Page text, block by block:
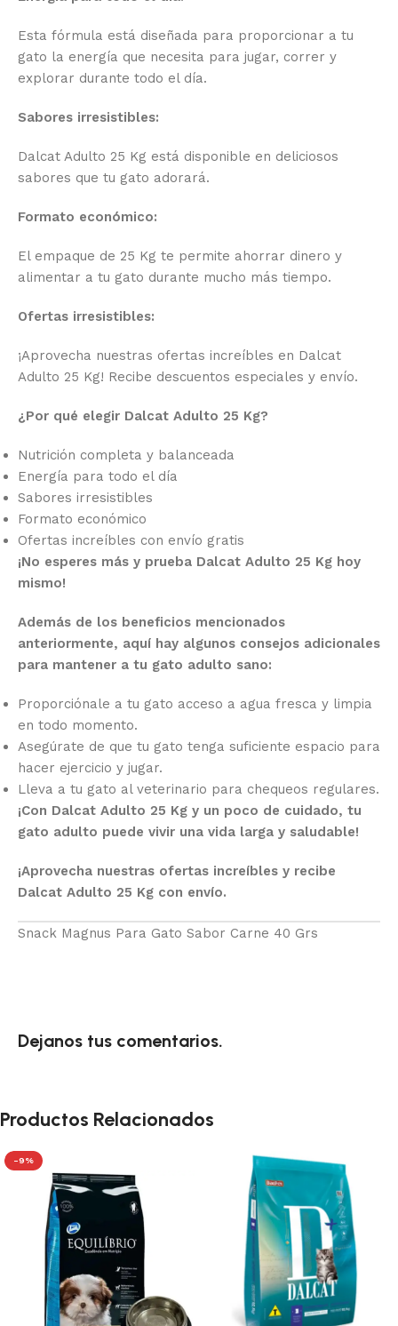
Esta fórmula está diseñada para proporcionar a tu
gato la energía que necesita para jugar, correr y
explorar durante todo el día.
Sabores irresistibles:
Dalcat Adulto 25 Kg está disponible en deliciosos
sabores que tu gato adorará.
Formato económico:
El empaque de 25 Kg te permite ahorrar dinero y
alimentar a tu gato durante mucho más tiempo.
Ofertas irresistibles:
¡Aprovecha nuestras ofertas increíbles en Dalcat
Adulto 25 Kg! Recibe descuentos especiales y envío.
¿Por qué elegir Dalcat Adulto 25 Kg?
Nutrición completa y balanceada
Energía para todo el día
Sabores irresistibles
Formato económico
Ofertas increíbles con envío gratis
¡No esperes más y prueba Dalcat Adulto 25 Kg hoy
mismo!
Además de los beneficios mencionados
anteriormente, aquí hay algunos consejos adicionales
para mantener a tu gato adulto sano:
Proporciónale a tu gato acceso a agua fresca y limpia
en todo momento.
Asegúrate de que tu gato tenga suficiente espacio para
hacer ejercicio y jugar.
Lleva a tu gato al veterinario para chequeos regulares.
¡Con Dalcat Adulto 25 Kg y un poco de cuidado, tu
gato adulto puede vivir una vida larga y saludable!
¡Aprovecha nuestras ofertas increíbles y recibe
Dalcat Adulto 25 Kg con envío.
Snack Magnus Para Gato Sabor Carne 40 Grs
Dejanos tus comentarios.
Productos Relacionados